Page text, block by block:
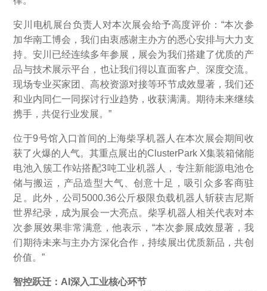
安川电机展台负责人对本次展会给予高度评价：“本次参
加华南工博会，我们由衷感谢主办方的悉心安排与大力支
持。安川已经连续多年参展，展会为我们搭建了优质的产
品与技术展示平台，也让我们得以直面客户、深度交流。
现场专业买家团、高校资源对接等环节成效显著，我们还
和业内同仁一同探讨行业趋势，收获满满。期待未来继续
携手，共促行业发展。”
位于9号馆入口首间的上海柴孚机器人在本次展会期间收
获了火爆的人气。其重点展出的ClusterPark X集装箱储能
电池入簇工作站搭配3吨工业机器人，专注新能源电池仓
储与搬运，产品造型大气、创意十足，吸引众多客商驻
足。此外，公司5000.36公斤极限负载机器人斩获吉尼斯
世界纪录，成为展会一大亮点。柴孚机器人相关代表对本
次参展效果非常满意，他表示，“本次参展成效显著，我
们期待未来与主办方深化合作，持续展出优质新品，共创
价值。”
智控跃迁：AI深入工业核心环节